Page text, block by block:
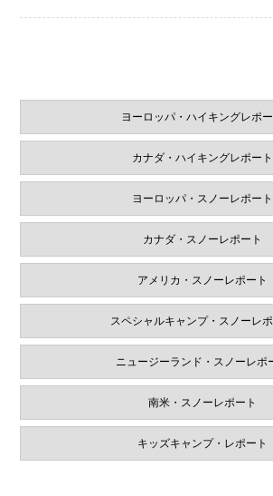
ヨーロッパ・ハイキングレポー
カナダ・ハイキングレポート
ヨーロッパ・スノーレポート
カナダ・スノーレポート
アメリカ・スノーレポート
スペシャルキャンプ・スノーレポ
ニュージーランド・スノーレポ
南米・スノーレポート
キッズキャンプ・レポート